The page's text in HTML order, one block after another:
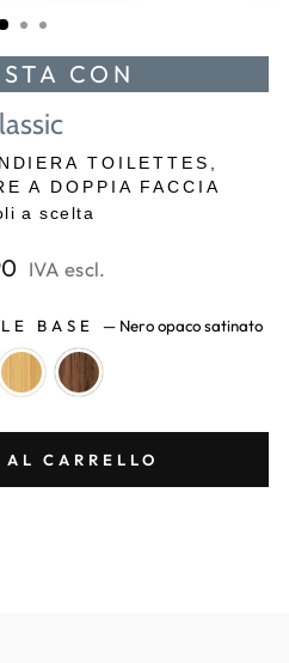
CON
TOILETTES,
A DOPPIA FACCIA
a scelta
IVA escl.
BASE— Nero opaco satinato
CARRELLO